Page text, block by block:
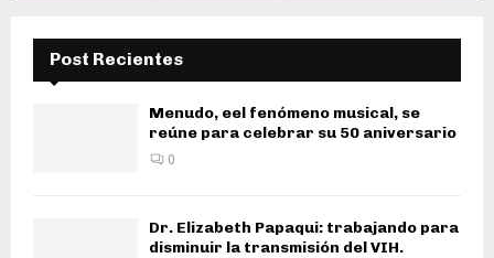
Post Recientes
Menudo, eel fenómeno musical, se
reúne para celebrar su 50 aniversario
0
Dr. Elizabeth Papaqui: trabajando para
disminuir la transmisión del VIH.